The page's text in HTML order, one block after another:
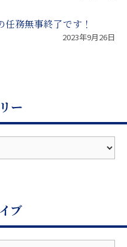
務無事終了です！
2023年9月26日
ー
ブ